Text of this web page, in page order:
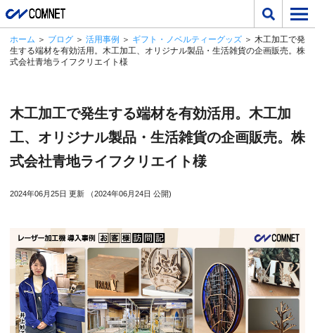
ホーム ＞ ブログ ＞ 活用事例 ＞ ギフト・ノベルティーグッズ ＞ 木工加工で発
生する端材を有効活用。木工加工、オリジナル製品・生活雑貨の企画販売。株
式会社青地ライフクリエイト様
木工加工で発生する端材を有効活用。木工加
工、オリジナル製品・生活雑貨の企画販売。株
式会社青地ライフクリエイト様
2024年06月25日 更新 （2024年06月24日 公開)